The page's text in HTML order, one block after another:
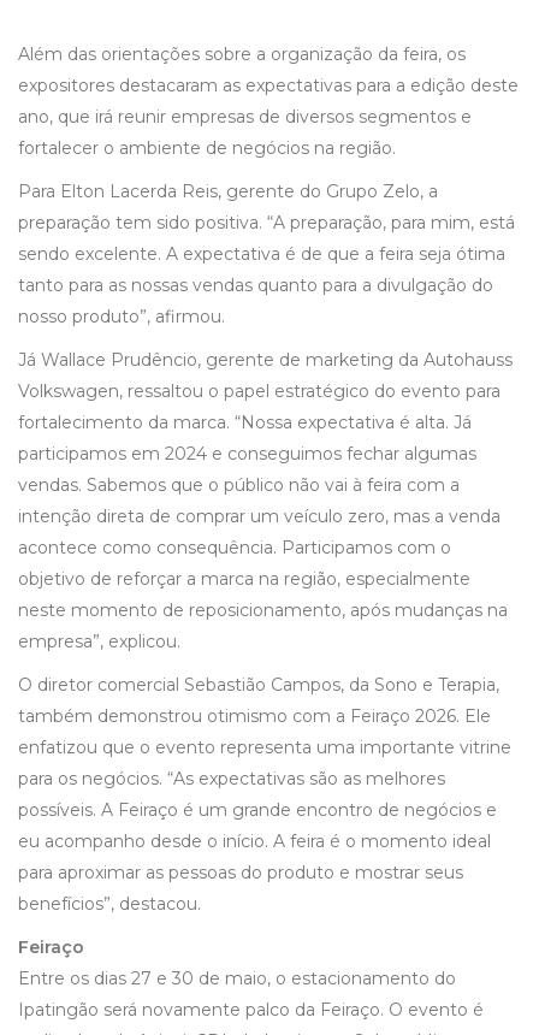
Além das orientações sobre a organização da feira, os
expositores destacaram as expectativas para a edição deste
ano, que irá reunir empresas de diversos segmentos e
fortalecer o ambiente de negócios na região.
Para Elton Lacerda Reis, gerente do Grupo Zelo, a
preparação tem sido positiva. “A preparação, para mim, está
sendo excelente. A expectativa é de que a feira seja ótima
tanto para as nossas vendas quanto para a divulgação do
nosso produto”, afirmou.
Já Wallace Prudêncio, gerente de marketing da Autohauss
Volkswagen, ressaltou o papel estratégico do evento para
fortalecimento da marca. “Nossa expectativa é alta. Já
participamos em 2024 e conseguimos fechar algumas
vendas. Sabemos que o público não vai à feira com a
intenção direta de comprar um veículo zero, mas a venda
acontece como consequência. Participamos com o
objetivo de reforçar a marca na região, especialmente
neste momento de reposicionamento, após mudanças na
empresa”, explicou.
O diretor comercial Sebastião Campos, da Sono e Terapia,
também demonstrou otimismo com a Feiraço 2026. Ele
enfatizou que o evento representa uma importante vitrine
para os negócios. “As expectativas são as melhores
possíveis. A Feiraço é um grande encontro de negócios e
eu acompanho desde o início. A feira é o momento ideal
para aproximar as pessoas do produto e mostrar seus
benefícios”, destacou.
Feiraço
Entre os dias 27 e 30 de maio, o estacionamento do
Ipatingão será novamente palco da Feiraço. O evento é